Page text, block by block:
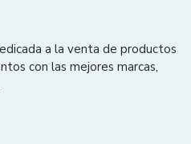
a la venta de productos
con las mejores marcas,